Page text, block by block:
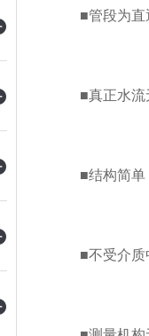
■管段为直通
■真正水流无
■结构简单
■不受介质中